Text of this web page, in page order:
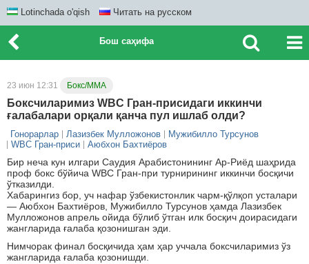
Lotinchada o'qish Читать на русском
Бош саҳифа
23 июн 12:31 Бокс/ММА
Боксчиларимиз WBC Гран-присидаги иккинчи
ғалабалари орқали қанча пул ишлаб олди?
Гонорарлар Лазизбек Мулложонов
Мужибилло Турсунов
WBC Гран-приси
Аюбхон Бахтиёров
Бир неча кун илгари Саудия Арабистонининг Ар-Риёд шаҳрида
проф бокс бўйича WBC Гран-при турнирининг иккинчи босқичи
ўтказилди.
Хабарингиз бор, уч нафар ўзбекистонлик чарм-қўлқоп усталари
— Аюбхон Бахтиёров, Мужибилло Турсунов ҳамда Лазизбек
Мулложонов апрель ойида бўлиб ўтган илк босқич доирасидаги
жангларида ғалаба қозонишган эди.
Нимчорак финал босқичида ҳам ҳар уччала боксчиларимиз ўз
жангларида ғалаба қозонишди.